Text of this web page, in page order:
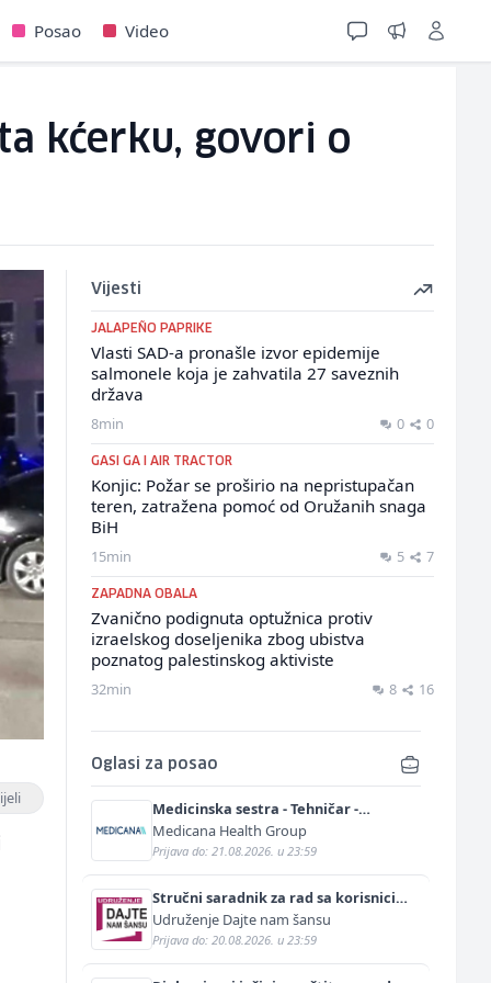
Posao Video
kćerku, govori o
Vijesti
JALAPEÑO PAPRIKE
Vlasti SAD-a pronašle izvor epidemije
salmonele koja je zahvatila 27 saveznih
država
8min 0 0
GASI GA I AIR TRACTOR
Konjic: Požar se proširio na nepristupačan
teren, zatražena pomoć od Oružanih snaga
BiH
15min 5 7
ZAPADNA OBALA
Zvanično podignuta optužnica protiv
izraelskog doseljenika zbog ubistva
poznatog palestinskog aktiviste
32min 8 16
Oglasi za posao
Medicinska sestra - Tehničar -
Anestetičar (m/ž)
Medicana Health Group
Prijava do: 21.08.2026. u 23:59
Stručni saradnik za rad sa korisnicima
(m/ž)
Udruženje Dajte nam šansu
Prijava do: 20.08.2026. u 23:59